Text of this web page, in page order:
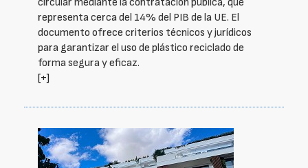
representa cerca del 14% del PIB de la UE. El
documento ofrece criterios técnicos y jurídicos
para garantizar el uso de plástico reciclado de
forma segura y eficaz.
[+]